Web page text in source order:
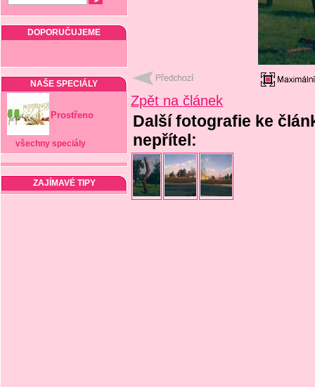
DOPORUČUJEME
NAŠE SPECIÁLY
Prostřeno
všechny speciály
ZAJÍMAVÉ TIPY
Zpět na článek
Další fotografie ke
nepřítel: